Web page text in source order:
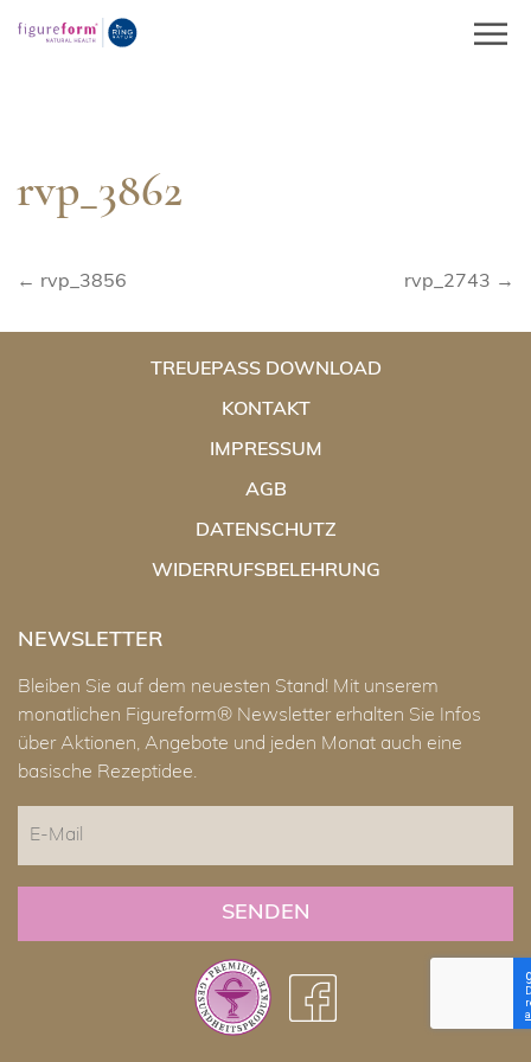
zum
rvp_3862
Beitragsnavigation
← rvp_3856 rvp_2743 →
TREUEPASS DOWNLOAD
KONTAKT
IMPRESSUM
AGB
DATENSCHUTZ
WIDERRUFSBELEHRUNG
NEWSLETTER
Bleiben Sie auf dem neuesten Stand! Mit unserem
monatlichen Figureform® Newsletter erhalten Sie Infos
über Aktionen, Angebote und jeden Monat auch eine
basische Rezeptidee.
Mail
CAPTCHA